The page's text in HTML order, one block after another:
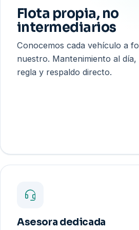
Flota propia, no
intermediarios
Conocemos cada vehículo a
nuestro. Mantenimiento al
regla y respaldo directo.
Asesora dedicada